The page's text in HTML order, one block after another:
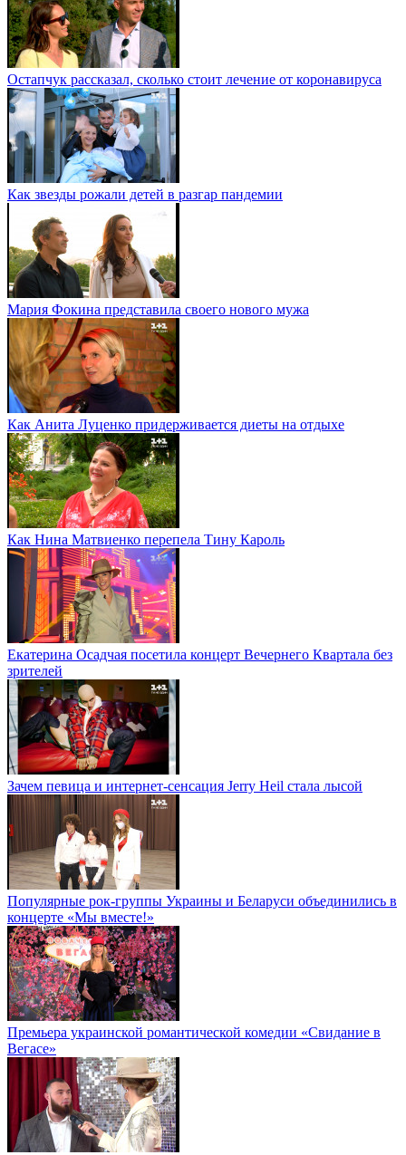
Остапчук рассказал, сколько стоит лечение от коронавируса
Как звезды рожали детей в разгар пандемии
Мария Фокина представила своего нового мужа
Как Анита Луценко придерживается диеты на отдыхе
Как Нина Матвиенко перепела Тину Кароль
Екатерина Осадчая посетила концерт Вечернего Квартала без
зрителей
Зачем певица и интернет-сенсация Jerry Heil стала лысой
Популярные рок-группы Украины и Беларуси объединились в
концерте «Мы вместе!»
Премьера украинской романтической комедии «Свидание в
Вегасе»